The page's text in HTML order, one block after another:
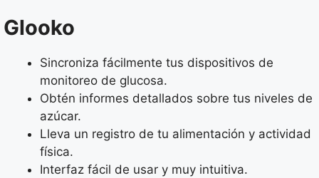
Glooko
Sincroniza fácilmente tus dispositivos de
monitoreo de glucosa.
Obtén informes detallados sobre tus niveles de
azúcar.
Lleva un registro de tu alimentación y actividad
física.
Interfaz fácil de usar y muy intuitiva.